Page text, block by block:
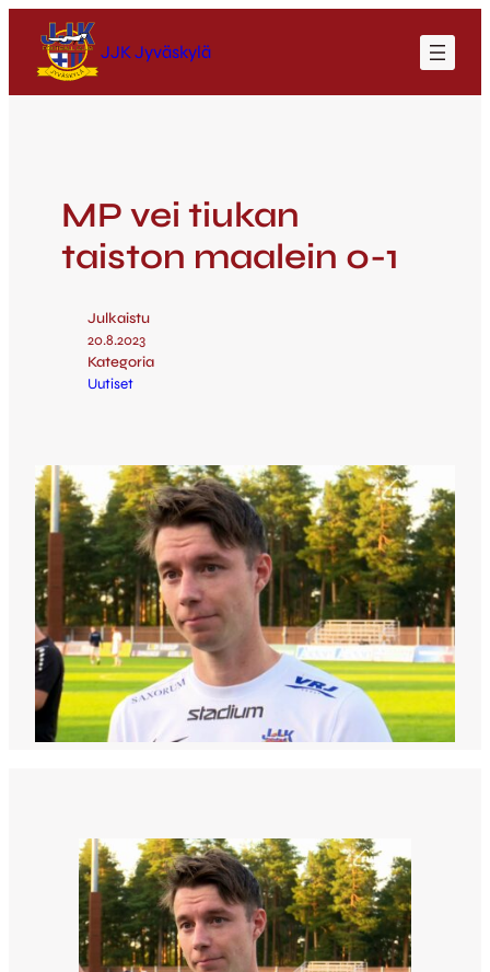
JJK Jyväskylä
MP vei tiukan
taiston maalein 0-1
Julkaistu
20.8.2023
Kategoria
Uutiset